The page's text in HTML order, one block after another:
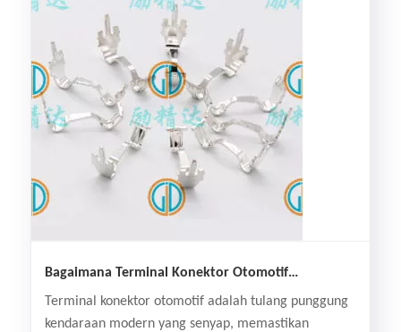
Bagaimana Terminal Konektor Otomotif
Terminal konektor otomotif adalah tulang punggung
kendaraan modern yang senyap, memastikan